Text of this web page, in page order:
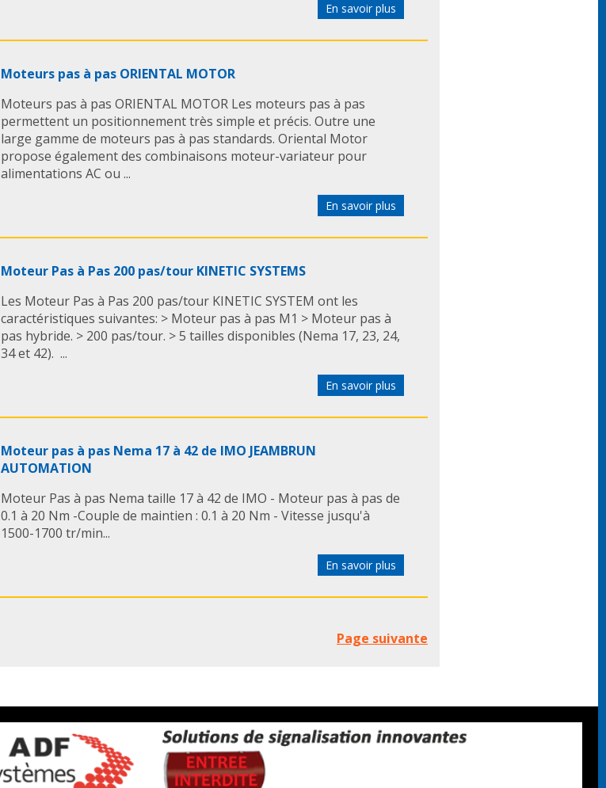
En savoir plus
Moteurs pas à pas ORIENTAL MOTOR
Moteurs pas à pas ORIENTAL MOTOR Les moteurs pas à pas
permettent un positionnement très simple et précis. Outre une
large gamme de moteurs pas à pas standards. Oriental Motor
propose également des combinaisons moteur-variateur pour
alimentations AC ou ...
En savoir plus
Moteur Pas à Pas 200 pas/tour KINETIC SYSTEMS
Les Moteur Pas à Pas 200 pas/tour KINETIC SYSTEM ont les
caractéristiques suivantes: > Moteur pas à pas M1 > Moteur pas à
pas hybride. > 200 pas/tour. > 5 tailles disponibles (Nema 17, 23, 24,
34 et 42). ...
En savoir plus
Moteur pas à pas Nema 17 à 42 de IMO JEAMBRUN
AUTOMATION
Moteur Pas à pas Nema taille 17 à 42 de IMO - Moteur pas à pas de
0.1 à 20 Nm -Couple de maintien : 0.1 à 20 Nm - Vitesse jusqu'à
1500-1700 tr/min...
En savoir plus
Page suivante